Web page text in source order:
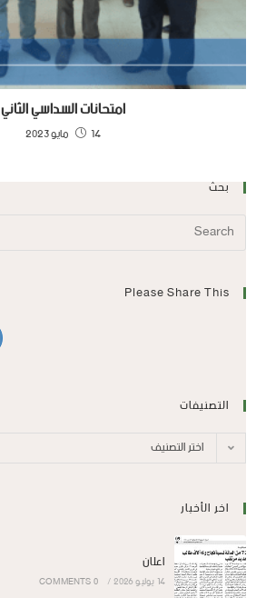
امتحانات السداسي الثاني
14 مايو 2023
بحث
Please Share This
التصنيفات
اختر التصنيف
اخر الأخبار
اعلان
14 يوليو 2026 /
0 COMMENTS